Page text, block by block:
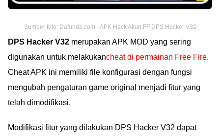
Sumber foto: Dafunda.com - APK Hack Akun FF DPS Hacker V32
DPS Hacker V32 merupakan APK MOD yang sering
digunakan untuk melakukancheat di permainan Free Fire.
Cheat APK ini memiliki file konfigurasi dengan fungsi
mengubah pengaturan game original menjadi fitur yang
telah dimodifikasi.
Modifikasi fitur yang dilakukan DPS Hacker V32 dapat